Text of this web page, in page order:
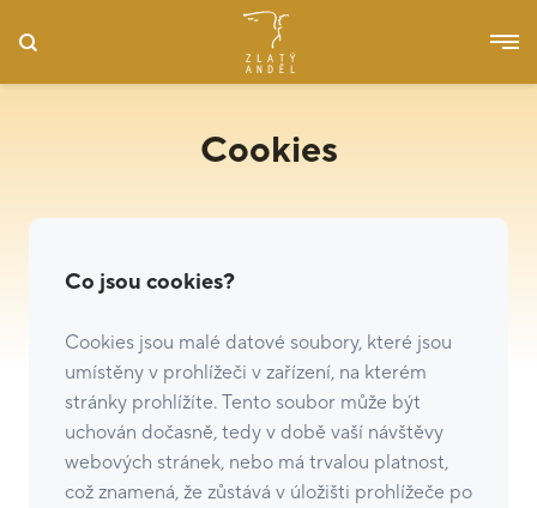
Cookies
Co jsou cookies?
Cookies jsou malé datové soubory, které jsou
umístěny v prohlížeči v zařízení, na kterém
stránky prohlížíte. Tento soubor může být
uchován dočasně, tedy v době vaší návštěvy
webových stránek, nebo má trvalou platnost,
což znamená, že zůstává v úložišti prohlížeče po